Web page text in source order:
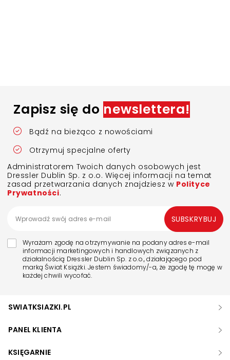
Zapisz się do newslettera!
Bądź na bieżąco z nowościami
Otrzymuj specjalne oferty
Administratorem Twoich danych osobowych jest
Dressler Dublin Sp. z o.o. Więcej informacji na temat
zasad przetwarzania danych znajdziesz w Polityce
Prywatności.
Wyrażam zgodę na otrzymywanie na podany adres e-mail
informacji marketingowych i handlowych związanych z
działalnością Dressler Dublin Sp. z o.o., działającego pod
marką Świat Książki. Jestem świadomy/-a, że zgodę tę mogę w
każdej chwili wycofać.
SUBSKRYBUJ
SWIATKSIAZKI.PL
PANEL KLIENTA
KSIĘGARNIE